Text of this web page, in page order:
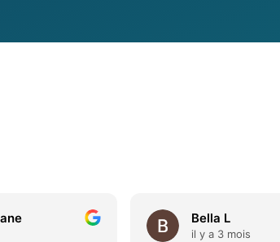
Bella L
il y a 3 mois